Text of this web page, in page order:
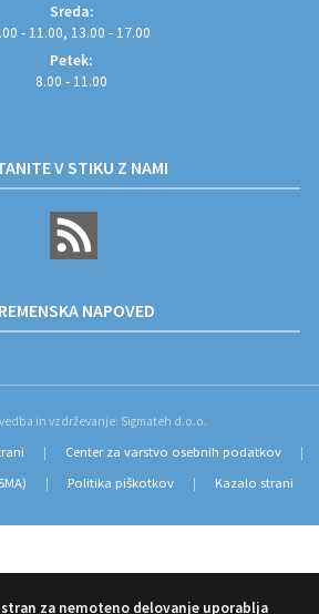
Sreda:
- 11.00, 13.00 - 17.00
Petek:
8.00 - 11.00
V STIKU Z NAMI
NAPOVED
in vzdrževanje: Sigmateh d.o.o.
| Center za varstvo osebnih podatkov |
| Politika piškotkov | Kazalo strani
za nemoteno delovanje uporablja